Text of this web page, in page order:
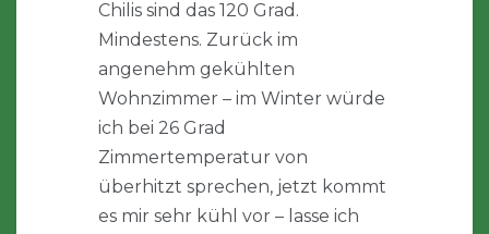
Chilis sind das 120 Grad.
Mindestens. Zurück im
angenehm gekühlten
Wohnzimmer – im Winter würde
ich bei 26 Grad
Zimmertemperatur von
überhitzt sprechen, jetzt kommt
es mir sehr kühl vor – lasse ich